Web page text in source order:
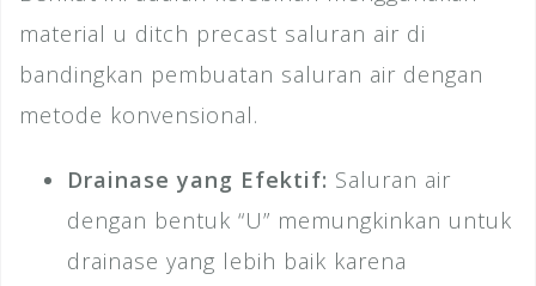
material u ditch precast saluran air di
bandingkan pembuatan saluran air dengan
metode konvensional.
Drainase yang Efektif: Saluran air
dengan bentuk “U” memungkinkan untuk
drainase yang lebih baik karena